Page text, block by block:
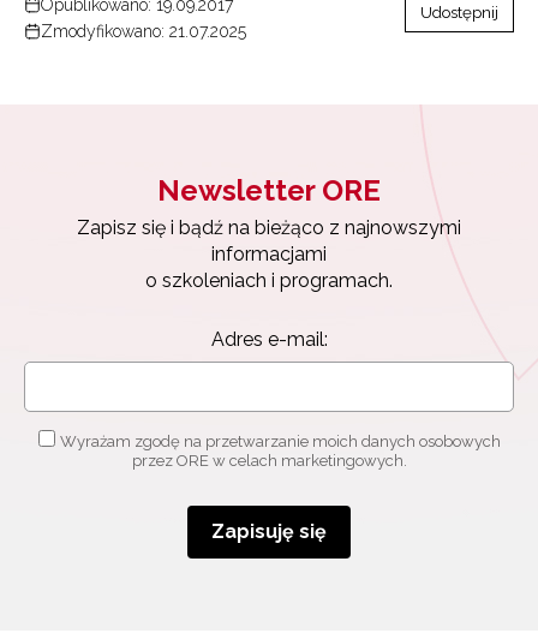
Opublikowano: 19.09.2017
Zmodyfikowano: 21.07.2025
Udostępnij
Newsletter ORE
Zapisz się i bądź na bieżąco z najnowszymi
informacjami
o szkoleniach i programach.
Adres e-mail:
Wyrażam zgodę na przetwarzanie moich danych osobowych
przez ORE w celach marketingowych.
Zapisuję się